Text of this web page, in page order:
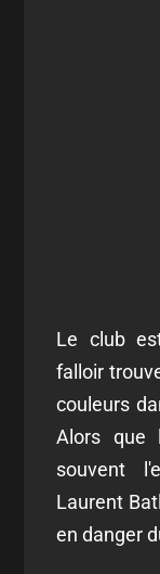
Le club
falloir
couleurs
Alors que
souvent
Laurent
en danger